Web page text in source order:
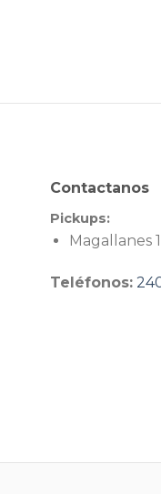
Contactanos
Pickups:
Magallanes
Teléfonos: